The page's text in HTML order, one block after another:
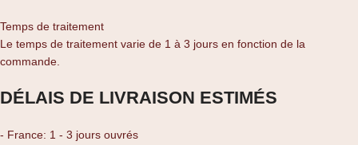
Temps de traitement
Le temps de traitement varie de 1 à 3 jours en fonction de la
commande.
DÉLAIS DE LIVRAISON ESTIMÉS
- France: 1 - 3 jours ouvrés